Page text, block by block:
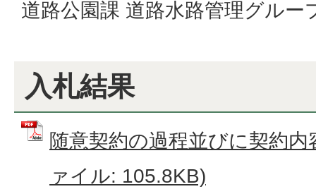
道路公園課 道路水路管理グルー
入札結果
随意契約の過程並びに契約
ァイル: 105.8KB)